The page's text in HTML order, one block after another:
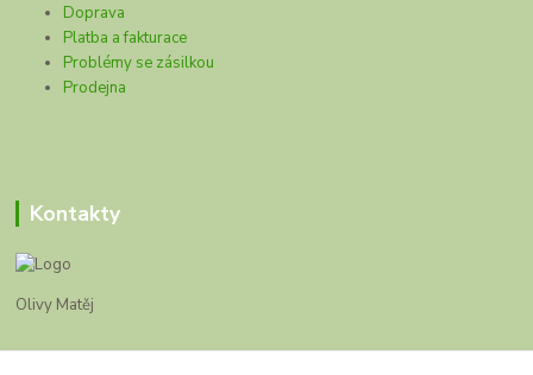
Doprava
Platba a fakturace
Problémy se zásilkou
Prodejna
Kontakty
Olivy Matěj
Kristýna Matějková